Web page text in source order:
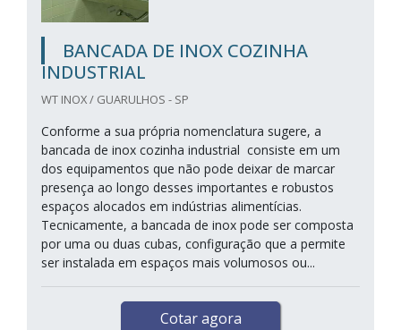
BANCADA DE INOX COZINHA
INDUSTRIAL
WT INOX / GUARULHOS - SP
Conforme a sua própria nomenclatura sugere, a
bancada de inox cozinha industrial consiste em um
dos equipamentos que não pode deixar de marcar
presença ao longo desses importantes e robustos
espaços alocados em indústrias alimentícias.
Tecnicamente, a bancada de inox pode ser composta
por uma ou duas cubas, configuração que a permite
ser instalada em espaços mais volumosos ou...
Cotar agora